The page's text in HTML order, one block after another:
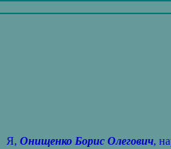
Онищенко Борис Олегович,